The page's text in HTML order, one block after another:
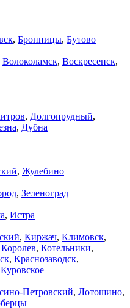
, Бронницы, Бутово
Волоколамск, Воскресенск,
, Долгопрудный,
, Дубна
, Жулебино
, Зеленоград
, Истра
, Киржач, Климовск,
Королев, Котельники,
, Краснозаводск,
Куровское
Петровский, Лотошино,